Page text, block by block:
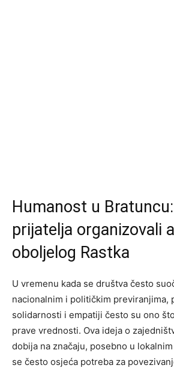
Humanost u
prijatelja organizovali
oboljelog Rastka
U vremenu kada se društva često
nacionalnim i političkim previranjima,
solidarnosti i empatiji često su ono
prave vrednosti. Ova ideja o
dobija na značaju, posebno u
se često osjeća potreba za